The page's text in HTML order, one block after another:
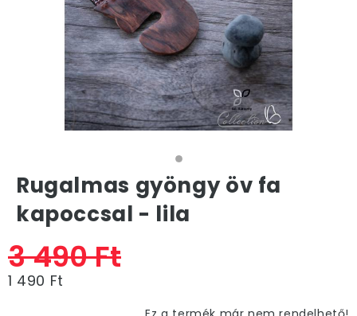
Rugalmas gyöngy öv fa
kapoccsal - lila
3 490 Ft
1 490 Ft